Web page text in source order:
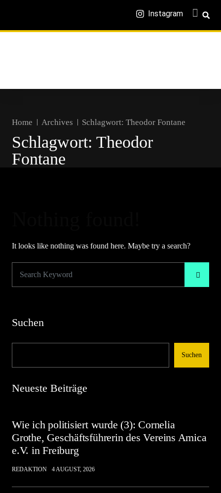
Instagram
Home Archives Schlagwort: Theodor Fontane
Schlagwort: Theodor
Fontane
It looks like nothing was found here. Maybe try a search?
Suchen
Suchen
Neueste Beiträge
Wie ich politisiert wurde (3): Cornelia
Grothe, Geschäftsführerin des Vereins Amica
e.V. in Freiburg
REDAKTION 4 AUGUST, 2026